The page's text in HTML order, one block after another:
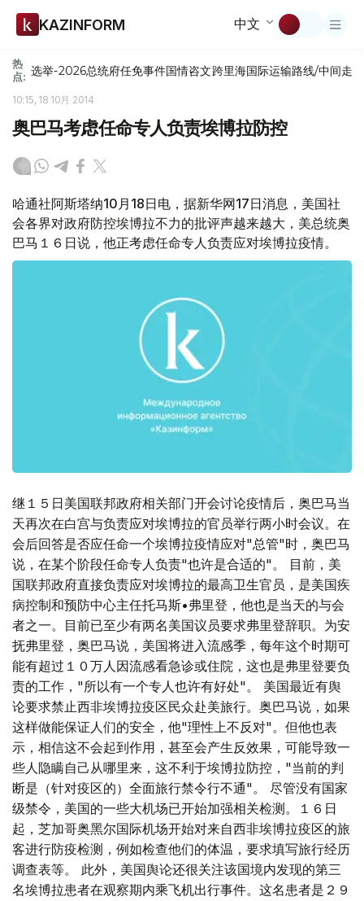
KAZINFORM 中文
热
点: 选举-2026总统府任免事件国情咨文跨里海国际运输路线/中间走廊
10:15, 18 10月 2014
奥巴马考虑任命专人负责埃博拉防控
哈通社阿斯塔纳10月18日电，据新华网17日消息，美国社
会各界对政府防控埃博拉不力的批评声越来越大，美总统奥
巴马１６日说，他正考虑任命专人负责应对埃博拉疫情。
继１５日美国联邦政府相关部门开会讨论疫情后，奥巴马当
天再次在白宫与负责应对埃博拉的官员举行两小时会议。在
会后回答是否应任命一个埃博拉疫情应对"总管"时，奥巴马
说，在某个阶段任命专人负责"也许是合适的"。 目前，美
国联邦政府直接负责应对埃博拉的最高卫生官员，是美国疾
病控制和预防中心主任托马斯•弗里登，他也是当天的与会
者之一。目前已至少有两名美国议员要求弗里登辞职。为安
抚弗里登，奥巴马说，美国将进入流感季，每年这个时期可
能有超过１０万人因流感看急诊或住院，这也是弗里登要负
责的工作，"所以有一个专人也许有好处"。 美国最近有舆
论要求禁止西非埃博拉疫区民众赴美旅行。奥巴马说，如果
这样做能保证人们的安全，他"理性上不反对"。但他也表
示，相信这不会起到作用，甚至会产生反效果，可能导致一
些人隐瞒自己从哪里来，这不利于埃博拉防控，"当前的判
断是（针对疫区的）全面旅行禁令行不通"。 尽管没有国家
级禁令，美国的一些大机场已开始加强相关检测。１６日
起，芝加哥奥黑尔国际机场开始对来自西非埃博拉疫区的旅
客进行防疫检测，例如检查他们的体温，要求填写旅行经历
调查表等。 此外，美国舆论还很关注该国境内发现的第三
名埃博拉患者在观察期内乘飞机出行事件。这名患者是２９